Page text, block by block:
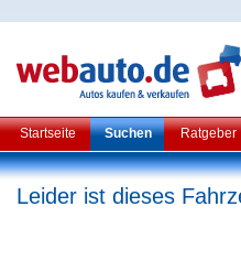
Startseite Suchen Ratgeber
Leider ist dieses